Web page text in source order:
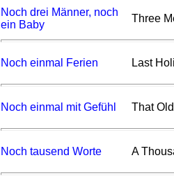
Noch drei Männer, noch
ein Baby
Three
Noch einmal Ferien Last
Noch einmal mit Gefühl That
Noch tausend Worte A